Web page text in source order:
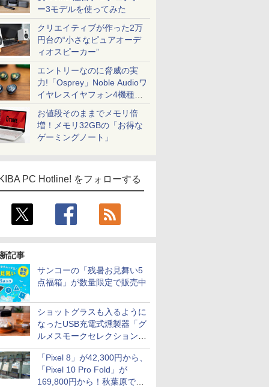
ー3モデルを使ってみた
クリエイティブが作った2万
円台の“小さなピュアオーデ
ィオスピーカー”
エントリーなのに脅威の実
力!「Osprey」Noble Audioワ
イヤレスイヤフォン4機種を
一気に聴く
お値段そのままでメモリ倍
増！メモリ32GBの「お得な
ゲーミングノート」
PC Hotline! をフォローする
記事
サンコーの「残暑お見舞い5
点福箱」が数量限定で販売中
ショットグラスも入るように
なったUSB充電式燻製器「グ
ルメスモークセレクション
2」がサンコーから
「Pixel 8」が42,300円から、
「Pixel 10 Pro Fold」が
169,800円から！秋葉原で中